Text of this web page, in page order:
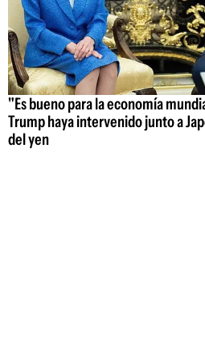
"Es bueno para la economía
Trump haya intervenido junto a
del yen